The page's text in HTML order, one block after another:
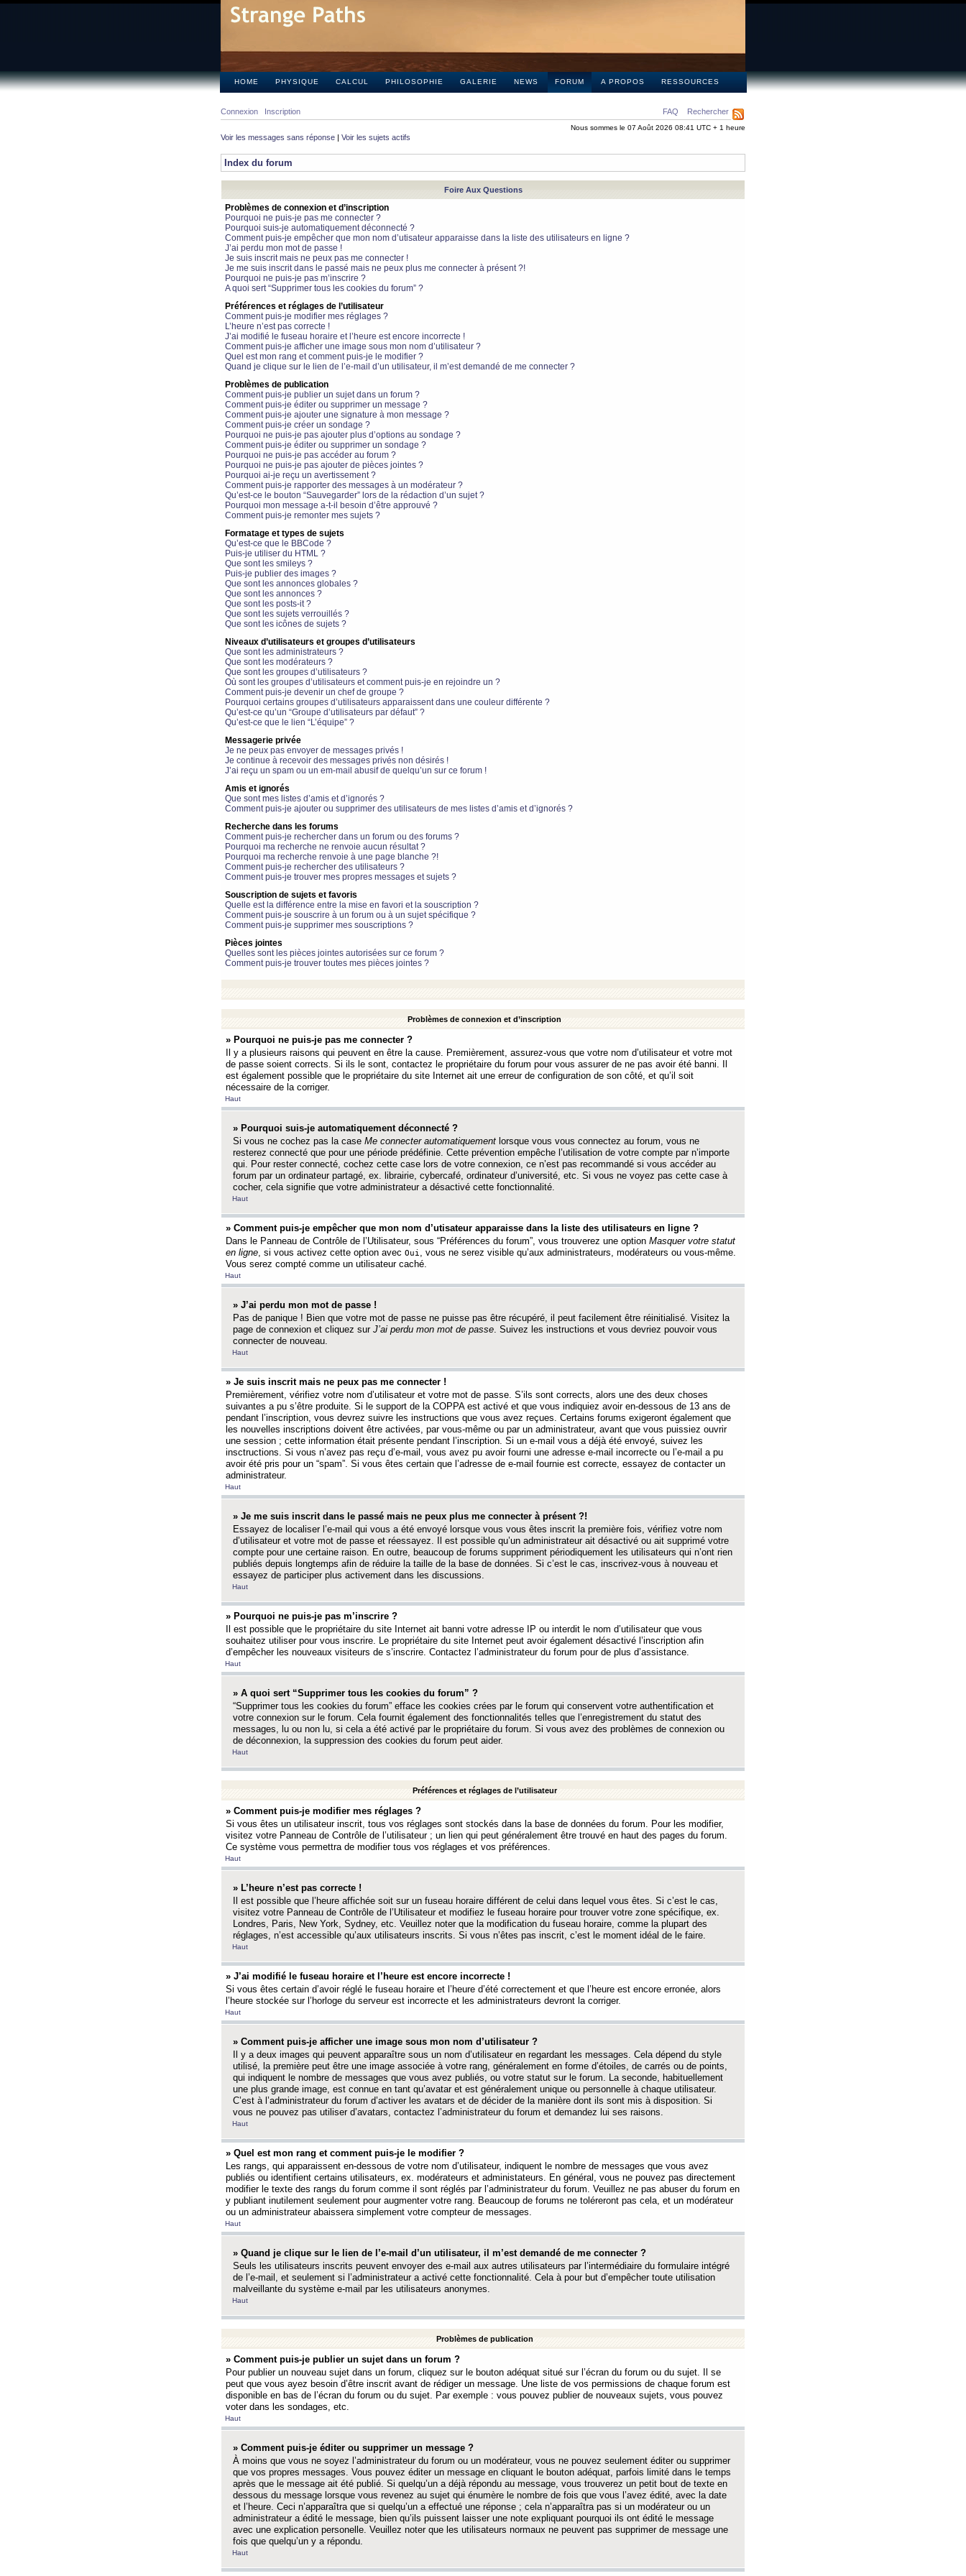
HOME PHYSIQUE CALCUL PHILOSOPHIE GALERIE NEWS FORUM A PROPOS RESSOURCES
FAQ Rechercher
Connexion Inscription
Nous sommes le 07 Août 2026 08:41 UTC + 1 heure
Voir les messages sans réponse | Voir les sujets actifs
Index du forum
Foire Aux Questions
Problèmes de connexion et d’inscription
Pourquoi ne puis-je pas me connecter ?
Pourquoi suis-je automatiquement déconnecté ?
Comment puis-je empêcher que mon nom d’utisateur apparaisse dans la liste des utilisateurs en ligne ?
J’ai perdu mon mot de passe !
Je suis inscrit mais ne peux pas me connecter !
Je me suis inscrit dans le passé mais ne peux plus me connecter à présent ?!
Pourquoi ne puis-je pas m’inscrire ?
A quoi sert “Supprimer tous les cookies du forum” ?
Préférences et réglages de l’utilisateur
Comment puis-je modifier mes réglages ?
L’heure n’est pas correcte !
J’ai modifié le fuseau horaire et l’heure est encore incorrecte !
Comment puis-je afficher une image sous mon nom d’utilisateur ?
Quel est mon rang et comment puis-je le modifier ?
Quand je clique sur le lien de l’e-mail d’un utilisateur, il m’est demandé de me connecter ?
Problèmes de publication
Comment puis-je publier un sujet dans un forum ?
Comment puis-je éditer ou supprimer un message ?
Comment puis-je ajouter une signature à mon message ?
Comment puis-je créer un sondage ?
Pourquoi ne puis-je pas ajouter plus d’options au sondage ?
Comment puis-je éditer ou supprimer un sondage ?
Pourquoi ne puis-je pas accéder au forum ?
Pourquoi ne puis-je pas ajouter de pièces jointes ?
Pourquoi ai-je reçu un avertissement ?
Comment puis-je rapporter des messages à un modérateur ?
Qu’est-ce le bouton “Sauvegarder” lors de la rédaction d’un sujet ?
Pourquoi mon message a-t-il besoin d’être approuvé ?
Comment puis-je remonter mes sujets ?
Formatage et types de sujets
Qu’est-ce que le BBCode ?
Puis-je utiliser du HTML ?
Que sont les smileys ?
Puis-je publier des images ?
Que sont les annonces globales ?
Que sont les annonces ?
Que sont les posts-it ?
Que sont les sujets verrouillés ?
Que sont les icônes de sujets ?
Niveaux d’utilisateurs et groupes d’utilisateurs
Que sont les administrateurs ?
Que sont les modérateurs ?
Que sont les groupes d’utilisateurs ?
Où sont les groupes d’utilisateurs et comment puis-je en rejoindre un ?
Comment puis-je devenir un chef de groupe ?
Pourquoi certains groupes d’utilisateurs apparaissent dans une couleur différente ?
Qu’est-ce qu’un “Groupe d’utilisateurs par défaut” ?
Qu’est-ce que le lien “L’équipe” ?
Messagerie privée
Je ne peux pas envoyer de messages privés !
Je continue à recevoir des messages privés non désirés !
J’ai reçu un spam ou un em-mail abusif de quelqu’un sur ce forum !
Amis et ignorés
Que sont mes listes d’amis et d’ignorés ?
Comment puis-je ajouter ou supprimer des utilisateurs de mes listes d’amis et d’ignorés ?
Recherche dans les forums
Comment puis-je rechercher dans un forum ou des forums ?
Pourquoi ma recherche ne renvoie aucun résultat ?
Pourquoi ma recherche renvoie à une page blanche ?!
Comment puis-je rechercher des utilisateurs ?
Comment puis-je trouver mes propres messages et sujets ?
Souscription de sujets et favoris
Quelle est la différence entre la mise en favori et la souscription ?
Comment puis-je souscrire à un forum ou à un sujet spécifique ?
Comment puis-je supprimer mes souscriptions ?
Pièces jointes
Quelles sont les pièces jointes autorisées sur ce forum ?
Comment puis-je trouver toutes mes pièces jointes ?
Problèmes de connexion et d’inscription
» Pourquoi ne puis-je pas me connecter ?
Il y a plusieurs raisons qui peuvent en être la cause. Premièrement, assurez-vous que votre nom d’utilisateur et votre mot
de passe soient corrects. Si ils le sont, contactez le propriétaire du forum pour vous assurer de ne pas avoir été banni. Il
est également possible que le propriétaire du site Internet ait une erreur de configuration de son côté, et qu’il soit
nécessaire de la corriger.
Haut
» Pourquoi suis-je automatiquement déconnecté ?
Si vous ne cochez pas la case Me connecter automatiquement lorsque vous vous connectez au forum, vous ne
resterez connecté que pour une période prédéfinie. Cette prévention empêche l’utilisation de votre compte par n’importe
qui. Pour rester connecté, cochez cette case lors de votre connexion, ce n’est pas recommandé si vous accéder au
forum par un ordinateur partagé, ex. librairie, cybercafé, ordinateur d’université, etc. Si vous ne voyez pas cette case à
cocher, cela signifie que votre administrateur a désactivé cette fonctionnalité.
Haut
» Comment puis-je empêcher que mon nom d’utisateur apparaisse dans la liste des utilisateurs en ligne ?
Dans le Panneau de Contrôle de l’Utilisateur, sous “Préférences du forum”, vous trouverez une option Masquer votre statut
en ligne, si vous activez cette option avec Oui , vous ne serez visible qu’aux administrateurs, modérateurs ou vous-même.
Vous serez compté comme un utilisateur caché.
Haut
» J’ai perdu mon mot de passe !
Pas de panique ! Bien que votre mot de passe ne puisse pas être récupéré, il peut facilement être réinitialisé. Visitez la
page de connexion et cliquez sur J’ai perdu mon mot de passe. Suivez les instructions et vous devriez pouvoir vous
connecter de nouveau.
Haut
» Je suis inscrit mais ne peux pas me connecter !
Premièrement, vérifiez votre nom d’utilisateur et votre mot de passe. S’ils sont corrects, alors une des deux choses
suivantes a pu s’être produite. Si le support de la COPPA est activé et que vous indiquiez avoir en-dessous de 13 ans de
pendant l’inscription, vous devrez suivre les instructions que vous avez reçues. Certains forums exigeront également que
les nouvelles inscriptions doivent être activées, par vous-même ou par un administrateur, avant que vous puissiez ouvrir
une session ; cette information était présente pendant l’inscription. Si un e-mail vous a déjà été envoyé, suivez les
insctructions. Si vous n’avez pas reçu d’e-mail, vous avez pu avoir fourni une adresse e-mail incorrecte ou l’e-mail a pu
avoir été pris pour un “spam”. Si vous êtes certain que l’adresse de e-mail fournie est correcte, essayez de contacter un
administrateur.
Haut
» Je me suis inscrit dans le passé mais ne peux plus me connecter à présent ?!
Essayez de localiser l’e-mail qui vous a été envoyé lorsque vous vous êtes inscrit la première fois, vérifiez votre nom
d’utilisateur et votre mot de passe et réessayez. Il est possible qu’un administrateur ait désactivé ou ait supprimé votre
compte pour une certaine raison. En outre, beaucoup de forums suppriment périodiquement les utilisateurs qui n’ont rien
publiés depuis longtemps afin de réduire la taille de la base de données. Si c’est le cas, inscrivez-vous à nouveau et
essayez de participer plus activement dans les discussions.
Haut
» Pourquoi ne puis-je pas m’inscrire ?
Il est possible que le propriétaire du site Internet ait banni votre adresse IP ou interdit le nom d’utilisateur que vous
souhaitez utiliser pour vous inscrire. Le propriétaire du site Internet peut avoir également désactivé l’inscription afin
d’empêcher les nouveaux visiteurs de s’inscrire. Contactez l’administrateur du forum pour de plus d’assistance.
Haut
» A quoi sert “Supprimer tous les cookies du forum” ?
“Supprimer tous les cookies du forum” efface les cookies crées par le forum qui conservent votre authentification et
votre connexion sur le forum. Cela fournit également des fonctionnalités telles que l’enregistrement du statut des
messages, lu ou non lu, si cela a été activé par le propriétaire du forum. Si vous avez des problèmes de connexion ou
de déconnexion, la suppression des cookies du forum peut aider.
Haut
Préférences et réglages de l’utilisateur
» Comment puis-je modifier mes réglages ?
Si vous êtes un utilisateur inscrit, tous vos réglages sont stockés dans la base de données du forum. Pour les modifier,
visitez votre Panneau de Contrôle de l’utilisateur ; un lien qui peut généralement être trouvé en haut des pages du forum.
Ce système vous permettra de modifier tous vos réglages et vos préférences.
Haut
» L’heure n’est pas correcte !
Il est possible que l’heure affichée soit sur un fuseau horaire différent de celui dans lequel vous êtes. Si c’est le cas,
visitez votre Panneau de Contrôle de l’Utilisateur et modifiez le fuseau horaire pour trouver votre zone spécifique, ex.
Londres, Paris, New York, Sydney, etc. Veuillez noter que la modification du fuseau horaire, comme la plupart des
réglages, n’est accessible qu’aux utilisateurs inscrits. Si vous n’êtes pas inscrit, c’est le moment idéal de le faire.
Haut
» J’ai modifié le fuseau horaire et l’heure est encore incorrecte !
Si vous êtes certain d’avoir réglé le fuseau horaire et l’heure d’été correctement et que l’heure est encore erronée, alors
l’heure stockée sur l’horloge du serveur est incorrecte et les administrateurs devront la corriger.
Haut
» Comment puis-je afficher une image sous mon nom d’utilisateur ?
Il y a deux images qui peuvent apparaître sous un nom d’utilisateur en regardant les messages. Cela dépend du style
utilisé, la première peut être une image associée à votre rang, généralement en forme d’étoiles, de carrés ou de points,
qui indiquent le nombre de messages que vous avez publiés, ou votre statut sur le forum. La seconde, habituellement
une plus grande image, est connue en tant qu’avatar et est généralement unique ou personnelle à chaque utilisateur.
C’est à l’administrateur du forum d’activer les avatars et de décider de la manière dont ils sont mis à disposition. Si
vous ne pouvez pas utiliser d’avatars, contactez l’administrateur du forum et demandez lui ses raisons.
Haut
» Quel est mon rang et comment puis-je le modifier ?
Les rangs, qui apparaissent en-dessous de votre nom d’utilisateur, indiquent le nombre de messages que vous avez
publiés ou identifient certains utilisateurs, ex. modérateurs et administateurs. En général, vous ne pouvez pas directement
modifier le texte des rangs du forum comme il sont réglés par l’administrateur du forum. Veuillez ne pas abuser du forum en
y publiant inutilement seulement pour augmenter votre rang. Beaucoup de forums ne toléreront pas cela, et un modérateur
ou un administrateur abaissera simplement votre compteur de messages.
Haut
» Quand je clique sur le lien de l’e-mail d’un utilisateur, il m’est demandé de me connecter ?
Seuls les utilisateurs inscrits peuvent envoyer des e-mail aux autres utilisateurs par l’intermédiaire du formulaire intégré
de l’e-mail, et seulement si l’administrateur a activé cette fonctionnalité. Cela à pour but d’empêcher toute utilisation
malveillante du système e-mail par les utilisateurs anonymes.
Haut
Problèmes de publication
» Comment puis-je publier un sujet dans un forum ?
Pour publier un nouveau sujet dans un forum, cliquez sur le bouton adéquat situé sur l’écran du forum ou du sujet. Il se
peut que vous ayez besoin d’être inscrit avant de rédiger un message. Une liste de vos permissions de chaque forum est
disponible en bas de l’écran du forum ou du sujet. Par exemple : vous pouvez publier de nouveaux sujets, vous pouvez
voter dans les sondages, etc.
Haut
» Comment puis-je éditer ou supprimer un message ?
À moins que vous ne soyez l’administrateur du forum ou un modérateur, vous ne pouvez seulement éditer ou supprimer
que vos propres messages. Vous pouvez éditer un message en cliquant le bouton adéquat, parfois limité dans le temps
après que le message ait été publié. Si quelqu’un a déjà répondu au message, vous trouverez un petit bout de texte en
dessous du message lorsque vous revenez au sujet qui énumère le nombre de fois que vous l’avez édité, avec la date
et l’heure. Ceci n’apparaîtra que si quelqu’un a effectué une réponse ; cela n’apparaîtra pas si un modérateur ou un
administrateur a édité le message, bien qu’ils puissent laisser une note expliquant pourquoi ils ont édité le message
avec une explication personelle. Veuillez noter que les utilisateurs normaux ne peuvent pas supprimer de message une
fois que quelqu’un y a répondu.
Haut